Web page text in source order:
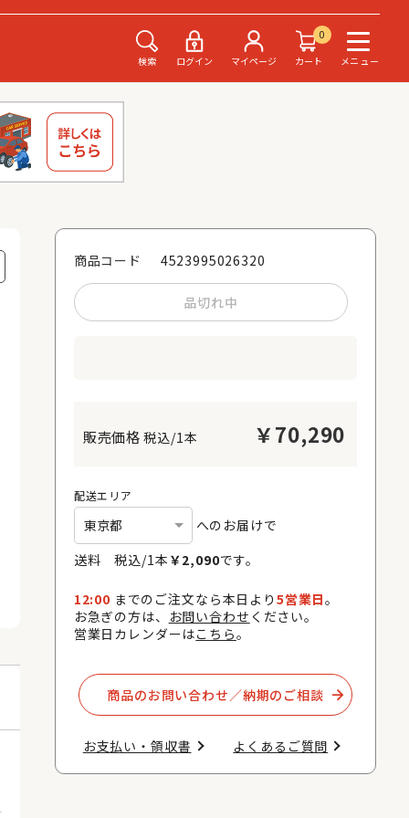
検索 ログイン マイページ
0
カート
メニュー
商品コード 4523995026320
品切れ中
税込/1本 ￥70,290
配送エリア
へのお届けで
送料 税込/1本 ￥2,090です。
12:00 までのご注文なら本日より 5営業日。
お急ぎの方は、
お問い合わせ ください。
営業日カレンダーはこちら。
商品のお問い合わせ／納期のご相談​
お支払い・領収書​ よくあるご質問​